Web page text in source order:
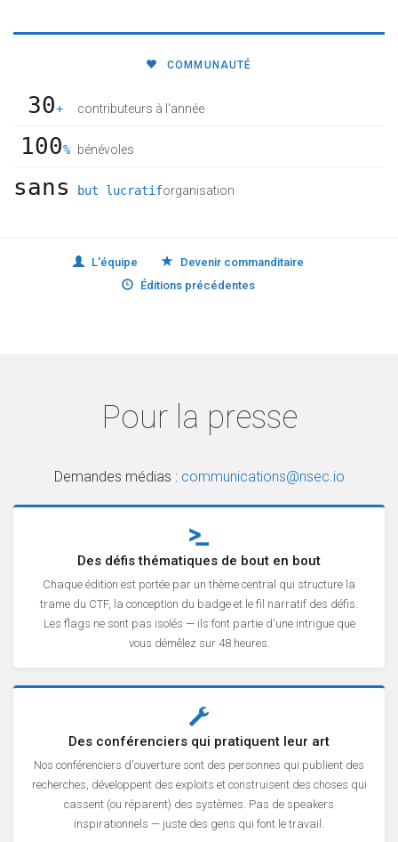
COMMUNAUTÉ
30+ contributeurs à l'année
100% bénévoles
sans but lucratiforganisation
L'équipe
Devenir commanditaire
Éditions précédentes
Pour la presse
Demandes médias : communications@nsec.io
Des défis thématiques de bout en bout
Chaque édition est portée par un thème central qui structure la
trame du CTF, la conception du badge et le fil narratif des défis.
Les flags ne sont pas isolés — ils font partie d'une intrigue que
vous démêlez sur 48 heures.
Des conférenciers qui pratiquent leur art
Nos conférenciers d'ouverture sont des personnes qui publient des
recherches, développent des exploits et construisent des choses qui
cassent (ou réparent) des systèmes. Pas de speakers
inspirationnels — juste des gens qui font le travail.